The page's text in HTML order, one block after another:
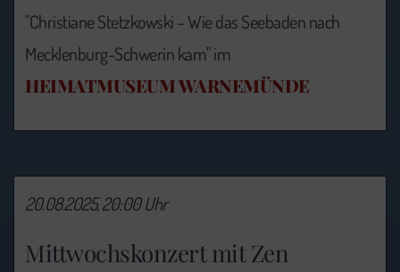
"Christiane Stetzkowski – Wie das Seebaden nach
Mecklenburg-Schwerin kam" im
HEIMATMUSEUM WARNEMÜNDE
Mittwochskonzert mit Zen
20.08.2025, 20:00 Uhr